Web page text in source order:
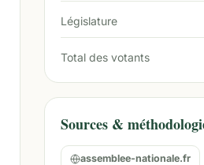
Législature
Total des votants
Sources &
assemblee-nationale.fr